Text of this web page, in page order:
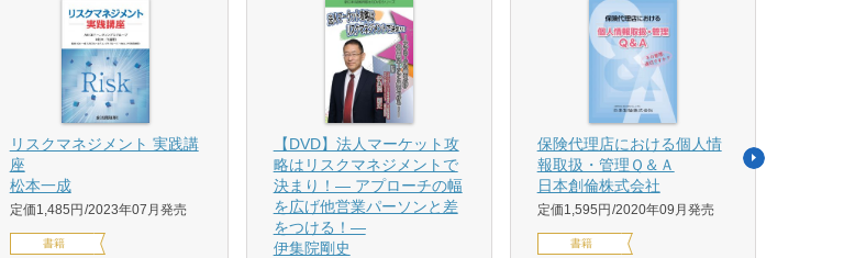
リスクマネジメント 実践講
座
松本一成
定価1,485円 2023年07月発売
書籍
【DVD】法人マーケット攻
略はリスクマネジメントで
決まり！― アプローチの幅
を広げ他営業パーソンと差
をつける！―
伊集院剛史
保険代理店における個人情
報取扱・管理Ｑ＆Ａ
日本創倫株式会社
定価1,595円 2020年09月発売
書籍